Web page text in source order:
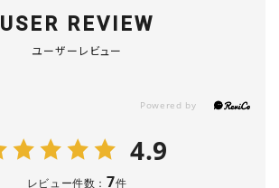
USER REVIEW
ユーザーレビュー
4.9
レビュー件数： 7件